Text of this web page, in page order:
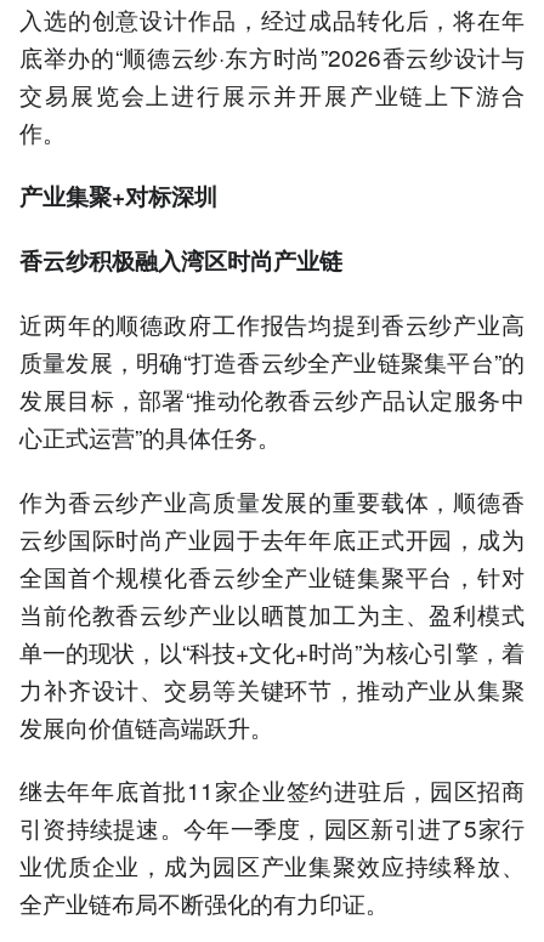
入选的创意设计作品，经过成品转化后，将在年
底举办的“顺德云纱·东方时尚”2026香云纱设计与
交易展览会上进行展示并开展产业链上下游合
作。
产业集聚+对标深圳
香云纱积极融入湾区时尚产业链
近两年的顺德政府工作报告均提到香云纱产业高
质量发展，明确“打造香云纱全产业链聚集平台”的
发展目标，部署“推动伦教香云纱产品认定服务中
心正式运营”的具体任务。
作为香云纱产业高质量发展的重要载体，顺德香
云纱国际时尚产业园于去年年底正式开园，成为
全国首个规模化香云纱全产业链集聚平台，针对
当前伦教香云纱产业以晒莨加工为主、盈利模式
单一的现状，以“科技+文化+时尚”为核心引擎，着
力补齐设计、交易等关键环节，推动产业从集聚
发展向价值链高端跃升。
继去年年底首批11家企业签约进驻后，园区招商
引资持续提速。今年一季度，园区新引进了5家行
业优质企业，成为园区产业集聚效应持续释放、
全产业链布局不断强化的有力印证。